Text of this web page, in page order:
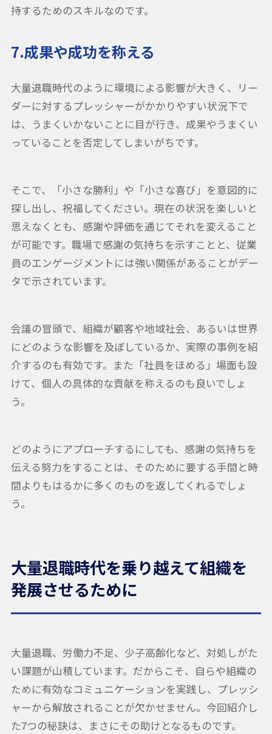
持するためのスキルなのです。
7.成果や成功を称える
大量退職時代のように環境による影響が大きく、リー
ダーに対するプレッシャーがかかりやすい状況下で
は、うまくいかないことに目が行き、成果やうまくい
っていることを否定してしまいがちです。
そこで、「小さな勝利」や「小さな喜び」を意図的に
探し出し、祝福してください。現在の状況を楽しいと
思えなくとも、感謝や評価を通じてそれを変えること
が可能です。職場で感謝の気持ちを示すことと、従業
員のエンゲージメントには強い関係があることがデー
タで示されています。
会議の冒頭で、組織が顧客や地域社会、あるいは世界
にどのような影響を及ぼしているか、実際の事例を紹
介するのも有効です。また「社員をほめる」場面も設
けて、個人の具体的な貢献を称えるのも良いでしょ
う。
どのようにアプローチするにしても、感謝の気持ちを
伝える努力をすることは、そのために要する手間と時
間よりもはるかに多くのものを返してくれるでしょ
う。
大量退職時代を乗り越えて組織を
発展させるために
大量退職、労働力不足、少子高齢化など、対処しがた
い課題が山積しています。だからこそ、自らや組織の
ために有効なコミュニケーションを実践し、プレッシ
ャーから解放されることが欠かせません。今回紹介し
た7つの秘訣は、まさにその助けとなるものです。